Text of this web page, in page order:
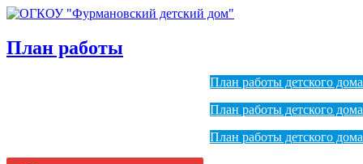
План работы
План работы детского
План работы детского
План работы детского